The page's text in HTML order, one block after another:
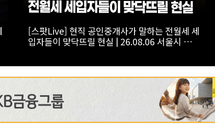
[스팟Live] '투미TV' 김제경이 내린 李정부 부동
산 정책 점수는? | 26.08.06 서울시 부동산 대토